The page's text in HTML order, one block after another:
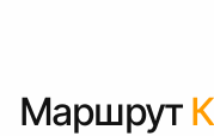
Маршрут